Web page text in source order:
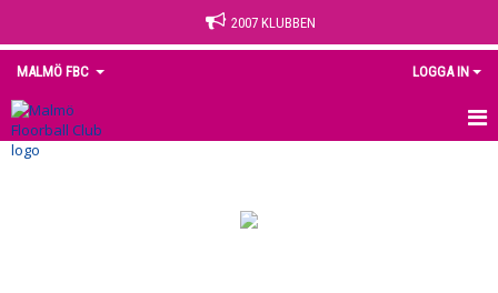
2007 KLUBBEN
MALMÖ FBC LOGGA IN
HEM